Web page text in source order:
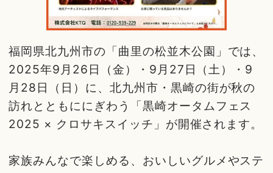
福岡県北九州市の「曲里の松並木公園」では、
2025年9月26日（金）・9月27日（土）・9
月28日（日）に、北九州市・黒崎の街が秋の
訪れとともににぎわう「黒崎オータムフェス
2025 × クロサキスイッチ」が開催されます。
家族みんなで楽しめる、おいしいグルメやステ